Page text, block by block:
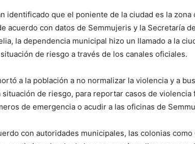
identificado que el poniente de la ciudad es la
acuerdo con datos de Semmujeris y la Secretaría
la dependencia municipal hizo un llamado a la
de riesgo a través de los canales oficiales.
a la población a no normalizar la violencia y a
de riesgo, para reportar casos de violencia
de emergencia o acudir a las oficinas de
con autoridades municipales, las colonias